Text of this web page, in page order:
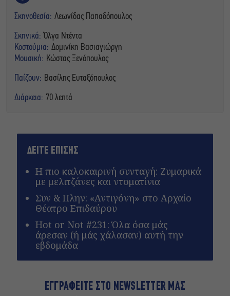
Σκηνοθεσία: Λεωνίδας Παπαδόπουλος
Σκηνικά: Όλγα Ντέντα
Κοστούμια: Δομινίκη Βασιαγιώργη
Μουσική: Κώστας Ξενόπουλος
Παίζουν: Βασίλης Ευταξόπουλος
Διάρκεια: 70 λεπτά
ΔΕΙΤΕ ΕΠΙΣΗΣ
Η πιο καλοκαιρινή συνταγή: Ζυμαρικά
με μελιτζάνες και ντοματίνια
Συν & Πλην: «Αντιγόνη» στο Αρχαίο
Θέατρο Επιδαύρου
Hot or Not #231: Όλα όσα μάς
άρεσαν (ή μάς χάλασαν) αυτή την
εβδομάδα
ΕΓΓΡΑΦΕΙΤΕ ΣΤΟ NEWSLETTER ΜΑΣ